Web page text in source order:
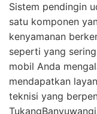
Sistem pendingin
satu komponen
kenyamanan
seperti yang
mobil Anda
mendapatkan
teknisi yang